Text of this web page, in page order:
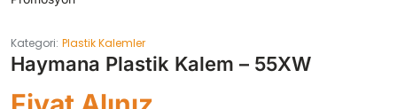
Kategori: Plastik Kalemler
Haymana Plastik Kalem – 55XW